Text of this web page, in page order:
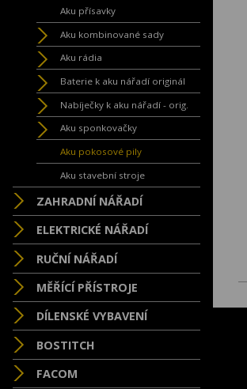
Aku přísavky
Aku kombinované sady
Aku rádia
Baterie k aku nářadí originál
Nabíječky k aku nářadí - orig.
Aku sponkovačky
Aku pokosové pily
Aku stavební stroje
ZAHRADNÍ NÁŘADÍ
ELEKTRICKÉ NÁŘADÍ
RUČNÍ NÁŘADÍ
MĚŘÍCÍ PŘÍSTROJE
DÍLENSKÉ VYBAVENÍ
BOSTITCH
FACOM